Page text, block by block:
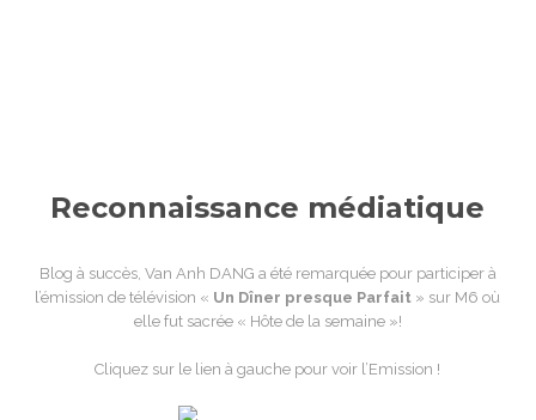
Reconnaissance médiatique
Blog à succès, Van Anh DANG a été remarquée pour participer à
l’émission de télévision « Un Dîner presque Parfait » sur M6 où
elle fut sacrée « Hôte de la semaine »!
Cliquez sur le lien à gauche pour voir l’Emission !